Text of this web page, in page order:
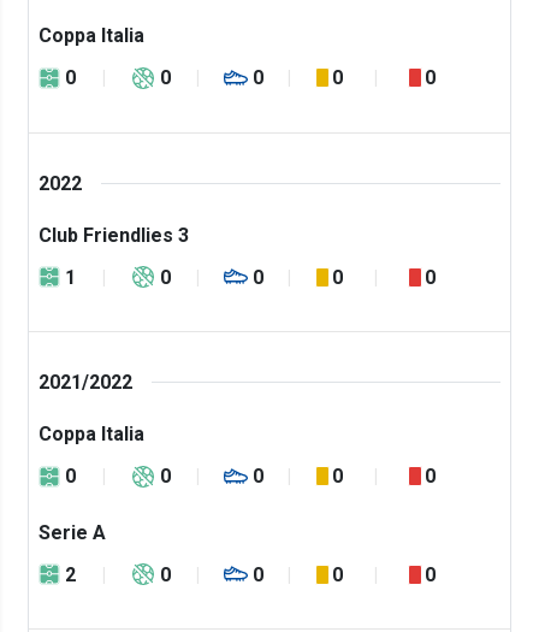
Coppa Italia
0
0 0 0 0
2022
Club Friendlies 3
1
0 0 0 0
2021/2022
Coppa Italia
0
0 0 0 0
Serie A
2
0 0 0 0